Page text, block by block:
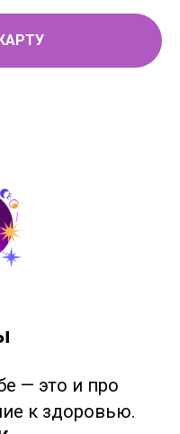
— это и про
к здоровью.